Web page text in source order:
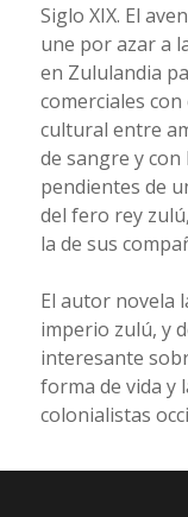
Siglo XIX. El
une por azar a
en Zululandia
comerciales con
cultural entre
de sangre y con
pendientes de
del fero rey
la de sus
El autor novela
imperio zulú, y
interesante
forma de vida y
colonialistas